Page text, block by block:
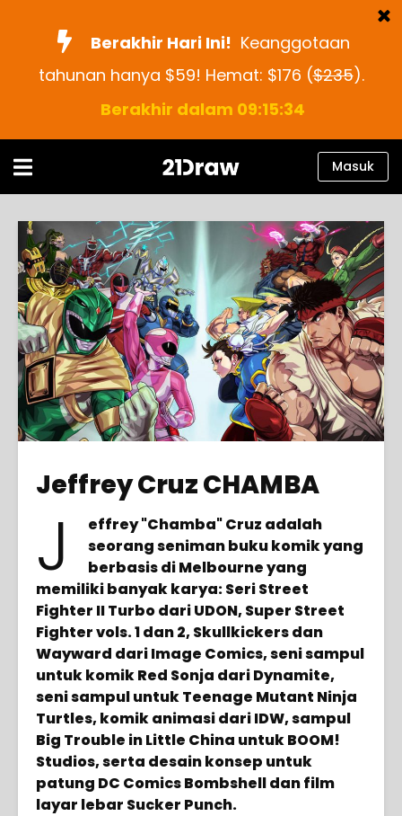
Berakhir Hari Ini! Keanggotaan
tahunan hanya $59! Hemat: $176 ($235).
Berakhir dalam 09:15:33
Kursus
Bantuan
Blog
Tentang kami
Masuk
Bahasa
Indonesia
Masuk
Jeffrey Cruz CHAMBA
J
effrey "Chamba" Cruz adalah
seorang seniman buku komik yang
berbasis di Melbourne yang
memiliki banyak karya: Seri Street
Fighter II Turbo dari UDON, Super Street
Fighter vols. 1 dan 2, Skullkickers dan
Wayward dari Image Comics, seni sampul
untuk komik Red Sonja dari Dynamite,
seni sampul untuk Teenage Mutant Ninja
Turtles, komik animasi dari IDW, sampul
Big Trouble in Little China untuk BOOM!
Studios, serta desain konsep untuk
patung DC Comics Bombshell dan film
layar lebar Sucker Punch.